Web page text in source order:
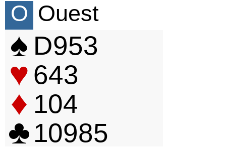
♣ 10985
♦ 104
♥ 643
♠ D953
O Ouest